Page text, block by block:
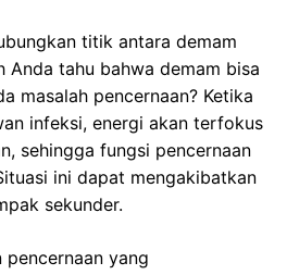
titik antara demam
Anda tahu bahwa demam bisa
masalah pencernaan? Ketika
infeksi, energi akan terfokus
sehingga fungsi pencernaan
ini dapat mengakibatkan
sekunder.
pencernaan yang